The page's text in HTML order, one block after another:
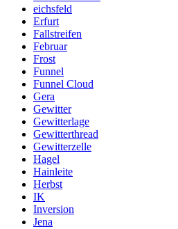
eichsfeld
Erfurt
Fallstreifen
Februar
Frost
Funnel
Funnel Cloud
Gera
Gewitter
Gewitterlage
Gewitterthread
Gewitterzelle
Hagel
Hainleite
Herbst
IK
Inversion
Jena